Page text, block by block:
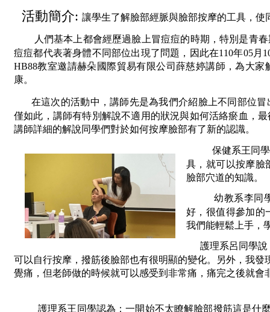
活動簡介: 讓學生了解臉部經脈與臉部按摩的工具，
人們基本上都會經歷過臉上冒痘痘的時期，特別是青
痘痘都代表著身體不同部位出現了問題，因此在110年05
HB88教室邀請赫朵國際貿易有限公司薛慈婷講師，為大
康。
在這次的活動中，講師先是為我們介紹臉上不同部位
僅如此，講師有特別解說不適用的狀況與如何活絡瘀血，
講師詳細的解說同學們對於如何按摩臉部有了新的認識。
保健系王同
具，就可以按摩臉
臉部穴道的知識。
幼教系李同
好，很值得參加的
我們能輕鬆上手，
護理系呂同學
可以自行按摩，撥筋後臉部也有很明顯的變化。另外，我
覺痛，但老師做的時候就可以感受到非常痛，痛完之後就
護理系王同學認為：一開始不太瞭解臉部撥筋這是什